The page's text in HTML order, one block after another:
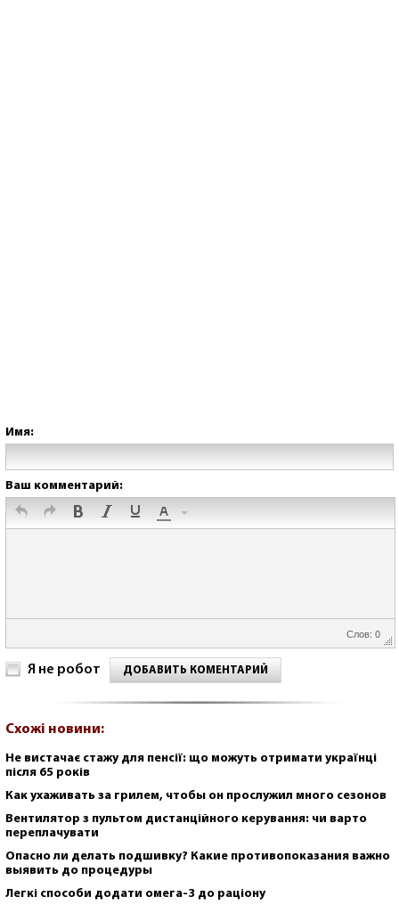
Имя:
Ваш комментарий:
Слов: 0
Я не робот ДОБАВИТЬ КОМЕНТАРИЙ
Схожі новини:
Не вистачає стажу для пенсії: що можуть отримати українці
після 65 років
Как ухаживать за грилем, чтобы он прослужил много сезонов
Вентилятор з пультом дистанційного керування: чи варто
переплачувати
Опасно ли делать подшивку? Какие противопоказания важно
выявить до процедуры
Легкі способи додати омега-3 до раціону